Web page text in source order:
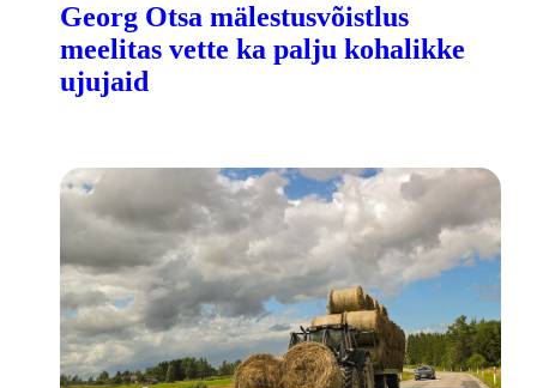
Georg Otsa mälestusvõistlus
meelitas vette ka palju kohalikke
ujujaid